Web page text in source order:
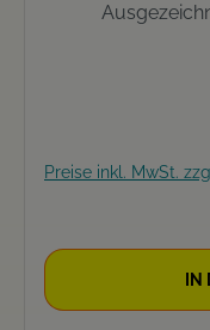
Preise inkl. MwSt.
IN